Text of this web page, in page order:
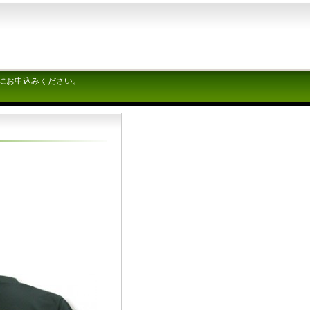
申込みください。